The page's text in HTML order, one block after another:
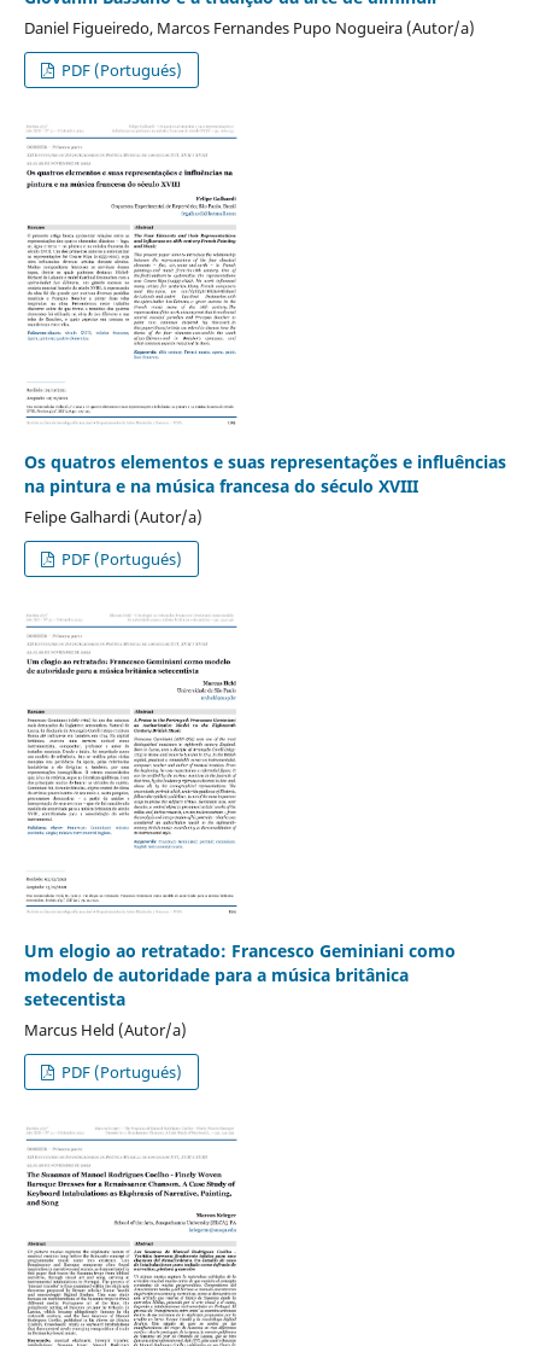
Daniel Figueiredo, Marcos Fernandes Pupo Nogueira (Autor/a)
PDF (Portugués)
Os quatros elementos e suas representações e influências
na pintura e na música francesa do século XVIII
Felipe Galhardi (Autor/a)
PDF (Portugués)
Um elogio ao retratado: Francesco Geminiani como
modelo de autoridade para a música britânica
setecentista
Marcus Held (Autor/a)
PDF (Portugués)